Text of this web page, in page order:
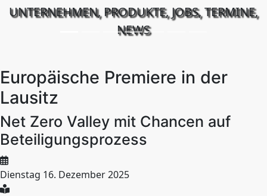
UNTERNEHMEN, PRODUKTE, JOBS, TERMINE,
NEWS
Europäische Premiere in der
Lausitz
Net Zero Valley mit Chancen auf
Beteiligungsprozess
Dienstag 16. Dezember 2025